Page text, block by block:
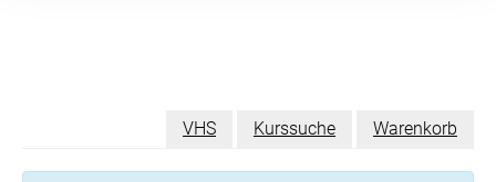
VHS Kurssuche Warenkorb